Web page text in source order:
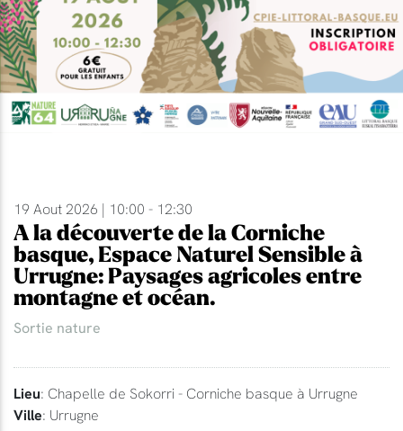
19 Aout 2026 | 10:00 - 12:30
A la découverte de la Corniche
basque, Espace Naturel Sensible à
Urrugne: Paysages agricoles entre
montagne et océan.
Sortie nature
Lieu: Chapelle de Sokorri - Corniche basque à Urrugne
Ville: Urrugne